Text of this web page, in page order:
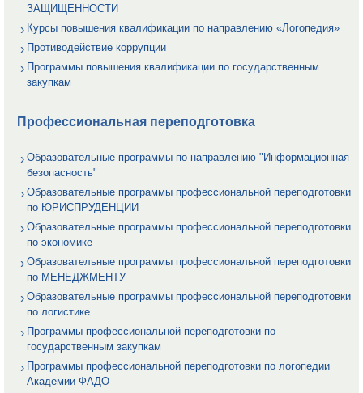
ЗАЩИЩЕННОСТИ
Курсы повышения квалификации по направлению «Логопедия»
Противодействие коррупции
Программы повышения квалификации по государственным
закупкам
Профессиональная переподготовка
Образовательные программы по направлению "Информационная
безопасность"
Образовательные программы профессиональной переподготовки
по ЮРИСПРУДЕНЦИИ
Образовательные программы профессиональной переподготовки
по экономике
Образовательные программы профессиональной переподготовки
по МЕНЕДЖМЕНТУ
Образовательные программы профессиональной переподготовки
по логистике
Программы профессиональной переподготовки по
государственным закупкам
Программы профессиональной переподготовки по логопедии
Академии ФАДО